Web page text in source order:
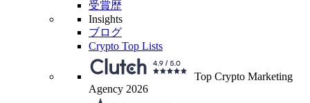
受賞歴
Insights
ブログ
Crypto Top Lists
Top Crypto Marketing
Agency 2026